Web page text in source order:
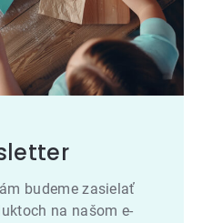
budeme zasielať
na našom e-